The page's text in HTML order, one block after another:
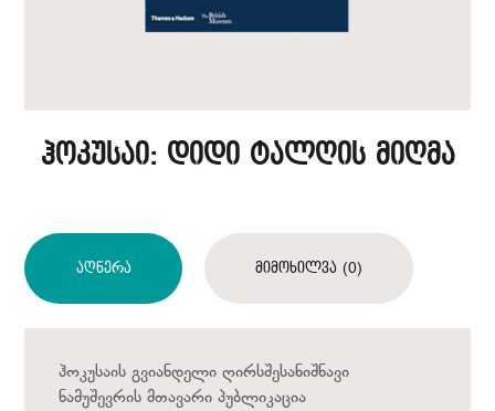
ჰოკუსაი: დიდი ტალღის მიღმა
Აღწერა Მიმოხილვა (0)
ჰოკუსაის გვიანდელი ღირსშესანიშნავი
ნამუშევრის მთავარი პუბლიკაცია